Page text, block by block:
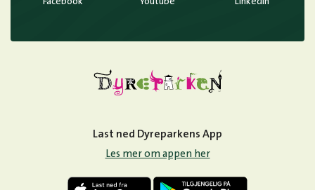
Last ned Dyreparkens App
Les mer om appen her